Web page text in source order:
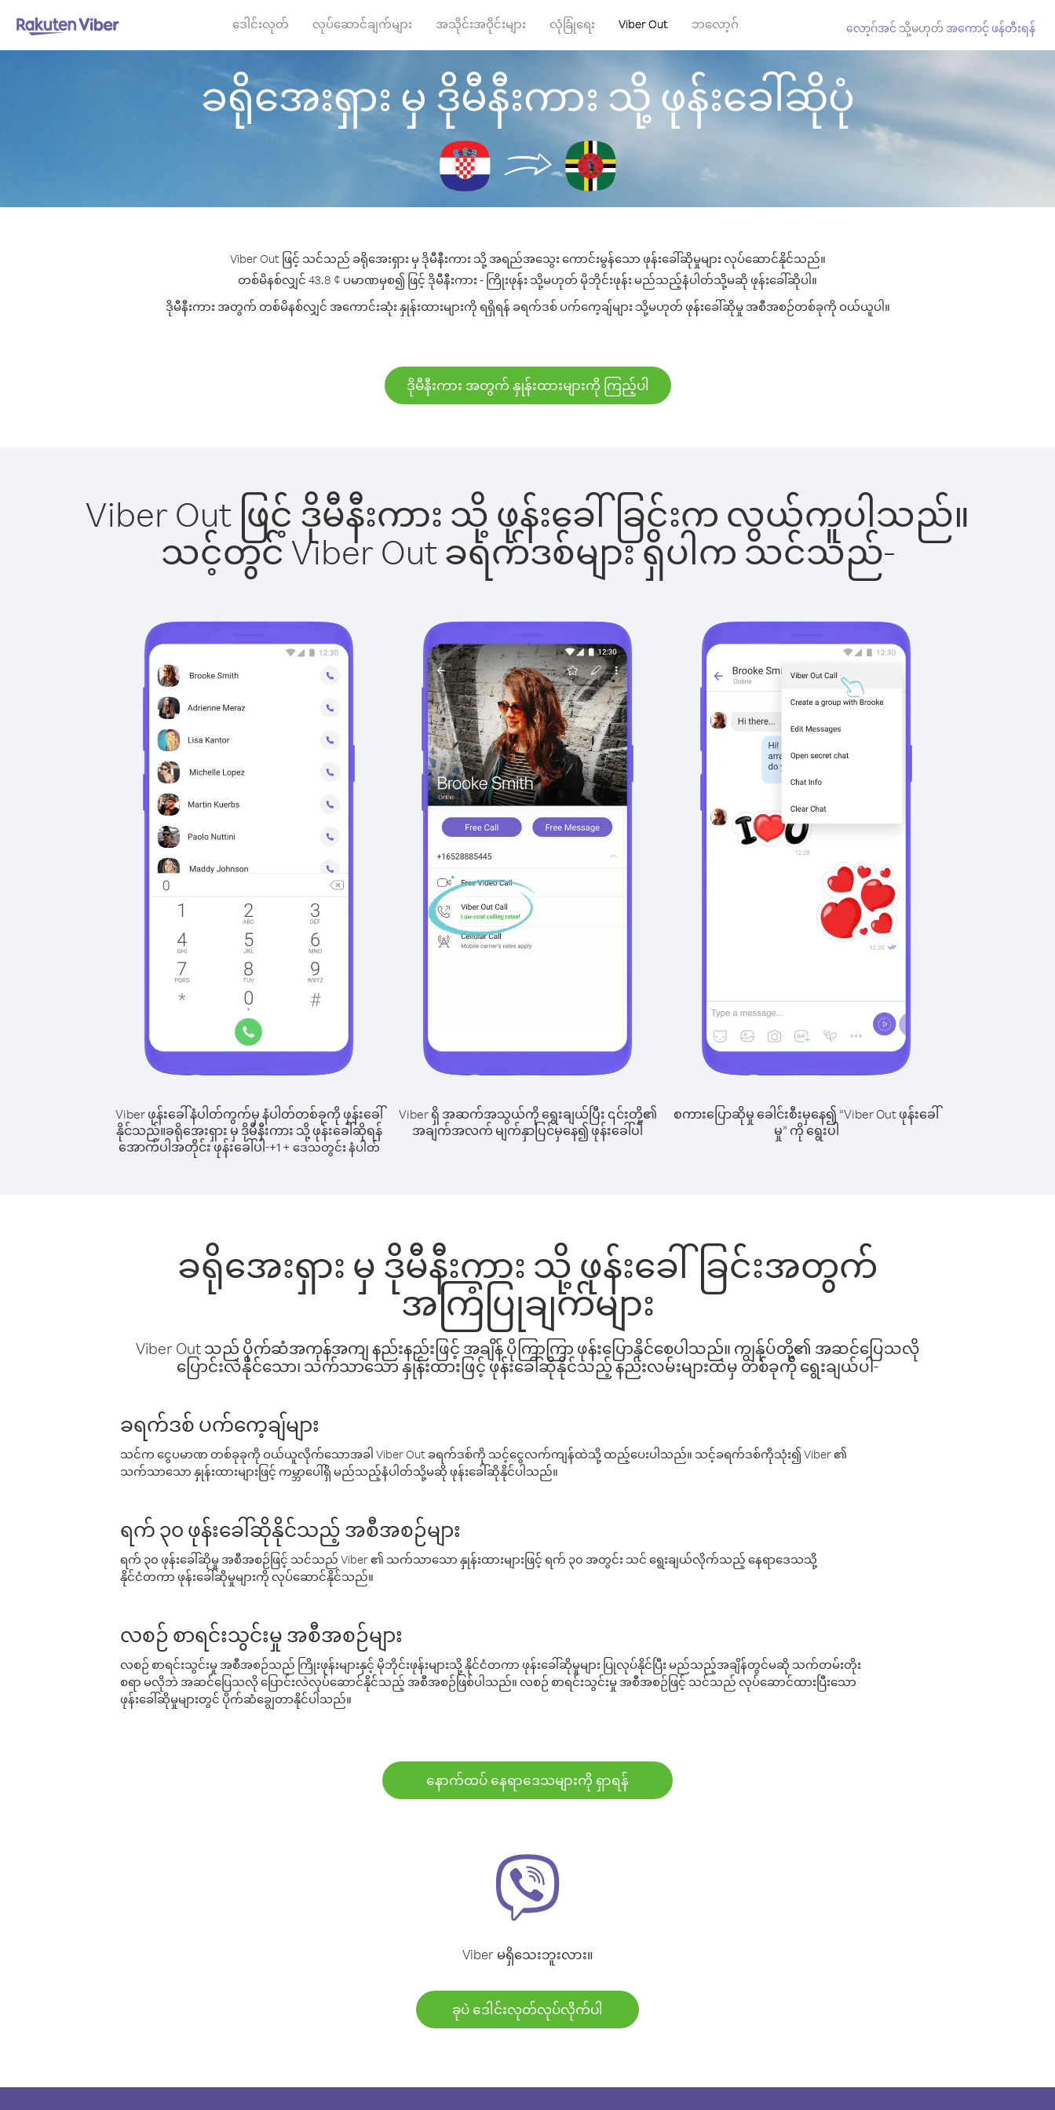
ဒေါင်းလုတ် လုပ်ဆောင်ချက်များ အသိုင်းအဝိုင်းများ လုံခြုံရေး Viber Out ဘလော့ဂ် လော့ဂ်အင် သို့မဟုတ် အကောင့် ဖန်တီးရန်
ခရိုအေးရှား မှ ဒိုမီနီးကား သို့ ဖုန်းခေါ်ဆိုပုံ
Viber Out ဖြင့် သင်သည် ခရိုအေးရှား မှ ဒိုမီနီးကား သို့ အရည်အသွေး ကောင်းမွန်သော ဖုန်းခေါ်ဆိုမှုများ လုပ်ဆောင်နိုင်သည်။
တစ်မိနစ်လျှင် 43.8 ¢ ပမာဏမှစ၍ ဖြင့် ဒိုမီနီးကား - ကြိုးဖုန်း သို့မဟုတ် မိုဘိုင်းဖုန်း မည်သည့်နံပါတ်သို့မဆို ဖုန်းခေါ်ဆိုပါ။
ဒိုမီနီးကား အတွက် တစ်မိနစ်လျှင် အကောင်းဆုံး နှုန်းထားများကို ရရှိရန် ခရက်ဒစ် ပက်ကေ့ချ်များ သို့မဟုတ် ဖုန်းခေါ်ဆိုမှု အစီအစဉ်တစ်ခုကို ဝယ်ယူပါ။
ဒိုမီနီးကား အတွက် နှုန်းထားများကို ကြည့်ပါ
Viber Out ဖြင့် ဒိုမီနီးကား သို့ ဖုန်းခေါ်ခြင်းက လွယ်ကူပါသည်။
သင့်တွင် Viber Out ခရက်ဒစ်များ ရှိပါက သင်သည်-
Viber ဖုန်းခေါ်နံပါတ်ကွက်မှ နံပါတ်တစ်ခုကို ဖုန်းခေါ်
နိုင်သည်။ခရိုအေးရှား မှ ဒိုမီနီးကား သို့ ဖုန်းခေါ်ဆိုရန်
အောက်ပါအတိုင်း ဖုန်းခေါ်ပါ-+1+ ဒေသတွင်း နံပါတ်
Viber ရှိ အဆက်အသွယ်ကို ရွေးချယ်ပြီး ၎င်းတို့၏
အချက်အလက် မျက်နှာပြင်မှနေ၍ ဖုန်းခေါ်ပါ
စကားပြောဆိုမှု ခေါင်းစီးမှနေ၍ “Viber Out ဖုန်းခေါ်
မှု” ကို ရွေးပါ
ခရိုအေးရှား မှ ဒိုမီနီးကား သို့ ဖုန်းခေါ်ခြင်းအတွက်
အကြံပြုချက်များ
Viber Out သည် ပိုက်ဆံအကုန်အကျ နည်းနည်းဖြင့် အချိန် ပိုကြာကြာ ဖုန်းပြောနိုင်စေပါသည်။ ကျွန်ုပ်တို့၏ အဆင်ပြေသလို
ပြောင်းလဲနိုင်သော၊ သက်သာသော နှုန်းထားဖြင့် ဖုန်းခေါ်ဆိုနိုင်သည့် နည်းလမ်းများထဲမှ တစ်ခုကို ရွေးချယ်ပါ-
ခရက်ဒစ် ပက်ကေ့ချ်များ
သင်က ငွေပမာဏ တစ်ခုခုကို ဝယ်ယူလိုက်သောအခါ Viber Out ခရက်ဒစ်ကို သင့်ငွေလက်ကျန်ထဲသို့ ထည့်ပေးပါသည်။ သင့်ခရက်ဒစ်ကိုသုံး၍ Viber ၏
သက်သာသော နှုန်းထားများဖြင့် ကမ္ဘာပေါ်ရှိ မည်သည့်နံပါတ်သို့မဆို ဖုန်းခေါ်ဆိုနိုင်ပါသည်။
ရက် ၃၀ ဖုန်းခေါ်ဆိုနိုင်သည့် အစီအစဉ်များ
ရက် ၃၀ ဖုန်းခေါ်ဆိုမှု အစီအစဉ်ဖြင့် သင်သည် Viber ၏ သက်သာသော နှုန်းထားများဖြင့် ရက် ၃၀ အတွင်း သင် ရွေးချယ်လိုက်သည့် နေရာဒေသသို့
နိုင်ငံတကာ ဖုန်းခေါ်ဆိုမှုများကို လုပ်ဆောင်နိုင်သည်။
လစဉ် စာရင်းသွင်းမှု အစီအစဉ်များ
လစဉ် စာရင်းသွင်းမှု အစီအစဉ်သည် ကြိုးဖုန်းများနှင့် မိုဘိုင်းဖုန်းများသို့ နိုင်ငံတကာ ဖုန်းခေါ်ဆိုမှုများ ပြုလုပ်နိုင်ပြီး မည်သည့်အချိန်တွင်မဆို သက်တမ်းတိုး
စရာ မလိုဘဲ အဆင်ပြေသလို ပြောင်းလဲလုပ်ဆောင်နိုင်သည့် အစီအစဉ်ဖြစ်ပါသည်။ လစဉ် စာရင်းသွင်းမှု အစီအစဉ်ဖြင့် သင်သည် လုပ်ဆောင်ထားပြီးသော
ဖုန်းခေါ်ဆိုမှုများတွင် ပိုက်ဆံချွေတာနိုင်ပါသည်။
နောက်ထပ် နေရာဒေသများကို ရှာရန်
Viber မရှိသေးဘူးလား။
ခုပဲ ဒေါင်းလုတ်လုပ်လိုက်ပါ